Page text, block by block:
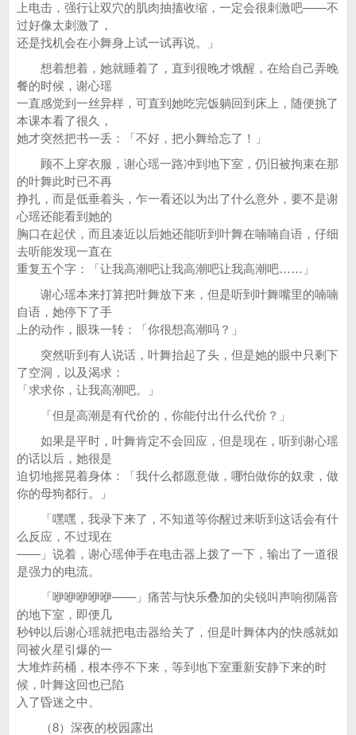
上电击，强行让双穴的肌肉抽搐收缩，一定会很刺激吧——不
过好像太刺激了，
还是找机会在小舞身上试一试再说。」
想着想着，她就睡着了，直到很晚才饿醒，在给自己弄晚
餐的时候，谢心瑶
一直感觉到一丝异样，可直到她吃完饭躺回到床上，随便挑了
本课本看了很久，
她才突然把书一丢：「不好，把小舞给忘了！」
顾不上穿衣服，谢心瑶一路冲到地下室，仍旧被拘束在那
的叶舞此时已不再
挣扎，而是低垂着头，乍一看还以为出了什么意外，要不是谢
心瑶还能看到她的
胸口在起伏，而且凑近以后她还能听到叶舞在喃喃自语，仔细
去听能发现一直在
重复五个字：「让我高潮吧让我高潮吧让我高潮吧……」
谢心瑶本来打算把叶舞放下来，但是听到叶舞嘴里的喃喃
自语，她停下了手
上的动作，眼珠一转：「你很想高潮吗？」
突然听到有人说话，叶舞抬起了头，但是她的眼中只剩下
了空洞，以及渴求：
「求求你，让我高潮吧。」
「但是高潮是有代价的，你能付出什么代价？」
如果是平时，叶舞肯定不会回应，但是现在，听到谢心瑶
的话以后，她很是
迫切地摇晃着身体：「我什么都愿意做，哪怕做你的奴隶，做
你的母狗都行。」
「嘿嘿，我录下来了，不知道等你醒过来听到这话会有什
么反应，不过现在
——」说着，谢心瑶伸手在电击器上拨了一下，输出了一道很
是强力的电流。
「咿咿咿咿咿——」痛苦与快乐叠加的尖锐叫声响彻隔音
的地下室，即便几
秒钟以后谢心瑶就把电击器给关了，但是叶舞体内的快感就如
同被火星引爆的一
大堆炸药桶，根本停不下来，等到地下室重新安静下来的时
候，叶舞这回也已陷
入了昏迷之中。
（8）深夜的校园露出